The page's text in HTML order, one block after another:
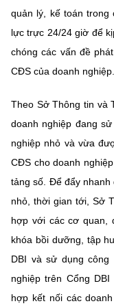
quản lý, kế toán trong
lực trực 24/24 giờ để
chóng các vấn đề
CĐS của doanh nghiệp.
Theo Sở Thông tin và
doanh nghiệp đang
nghiệp nhỏ và vừa
CĐS cho doanh
tảng số. Để đẩy
nhỏ, thời gian tới, Sở
hợp với các cơ quan,
khóa bồi dưỡng, tập
DBI và sử dụng
nghiệp trên Cổng
hợp kết nối các